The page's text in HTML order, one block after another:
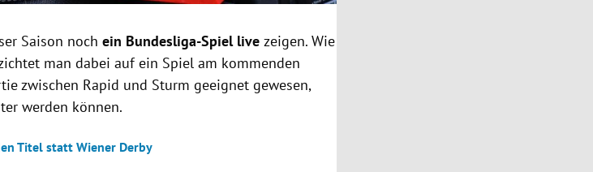
Saison noch ein Bundesliga-Spiel livezeigen. Wie
man dabei auf ein Spiel am kommenden
zwischen Rapid und Sturm geeignet gewesen,
werden können.
Titel statt Wiener Derby